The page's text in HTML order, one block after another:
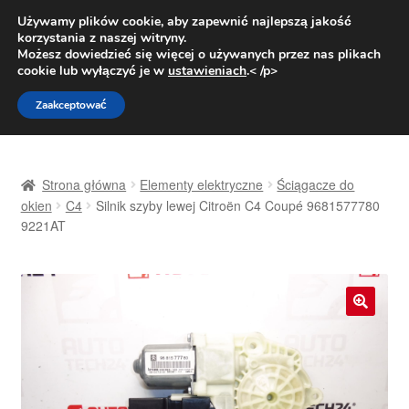
DOSTAWA od 31 zł
Pn.-pt. 9:00-16:00800 003 167
Przejdź
do
nawigacji
Przejdź
do
treści
Dostawa
Strona główna Elementy elektryczne
Ściągacze do
okien
C4
Silnik szyby lewej Citroën C4 Coupé 9681577780
9221AT
Używamy plików cookie, aby zapewnić najlepszą jakość
korzystania z naszej witryny.
Możesz dowiedzieć się więcej o używanych przez nas plikach
cookie lub wyłączyć je w ustawieniach.< /p>
Zaakceptować